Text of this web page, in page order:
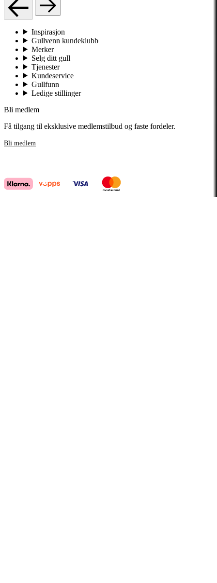
Inspirasjon
Gullvenn kundeklubb
Merker
Selg ditt gull
Tjenester
Kundeservice
Gullfunn
Ledige stillinger
Bli medlem
Få tilgang til eksklusive medlemstilbud og faste fordeler.
Bli medlem